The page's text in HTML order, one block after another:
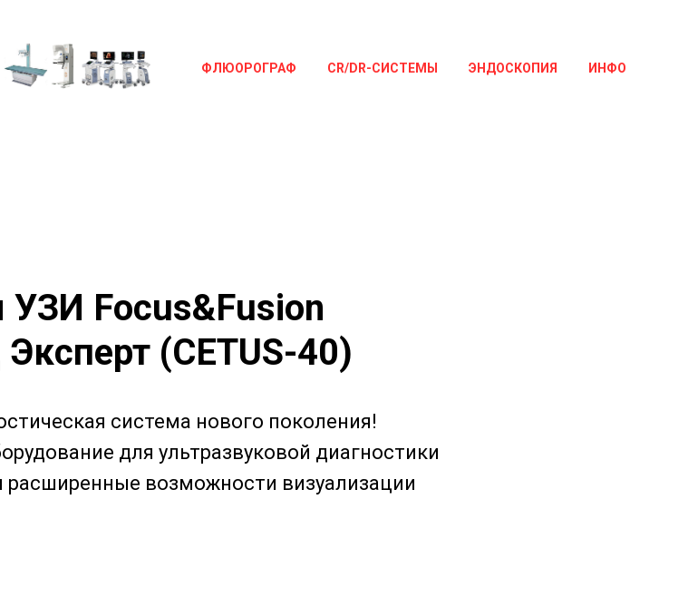
ФЛЮОРОГРАФ CR/DR-СИСТЕМЫ ЭНДОСКОПИЯ ИНФО
Focus&Fusion
(CETUS-40)
система нового поколения!
для ультразвуковой диагностики
расширенные возможности визуализации